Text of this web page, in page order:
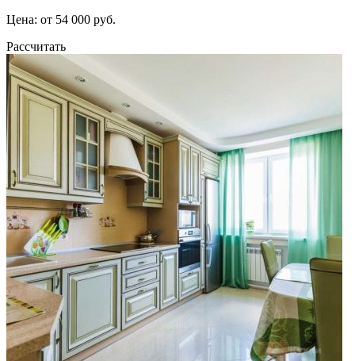
Цена: от 54 000 руб.
Рассчитать